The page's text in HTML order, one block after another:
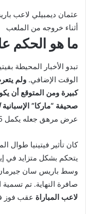
عثمان ديمبيلي لاعب
أثناء خروجه من الملعب
ما هو الحكم
تبدو الأخبار المحيطة
الوقت الإضافي. ولم
كبيرة ومن المتوقع أن
صحيفة “ماركا” الإسبانية
عرض مرهق جعله يكمل 105 دقيقة بمستوى عالٍ بشكل استثنائي.
كان تأثير فيتينيا طوال
يتحكم بشكل متزايد في
وسط باريس سان جيرمان.
صافرة النهاية. تم تسمية الشاب
لاعب المباراة عقب فوز